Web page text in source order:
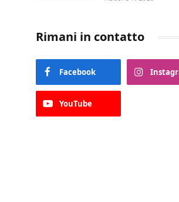
Rimani in contatto
Facebook
YouTube